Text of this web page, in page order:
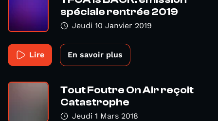
spéciale rentrée 2019
Jeudi 10 Janvier 2019
Lire En savoir plus
Tout Foutre On Air reçoit
Catastrophe
Jeudi 1 Mars 2018